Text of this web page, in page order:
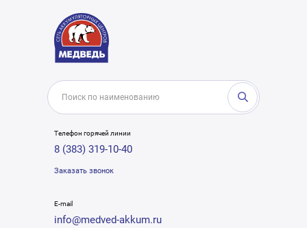
Телефон горячей линии
8 (383) 319-10-40
Заказать звонок
E-mail
info@medved-akkum.ru